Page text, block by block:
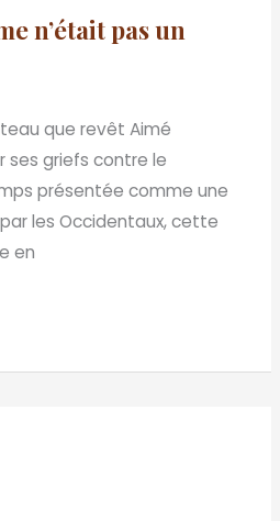
n’était pas un
que revêt Aimé
ses griefs contre le
présentée comme une
les Occidentaux, cette
en